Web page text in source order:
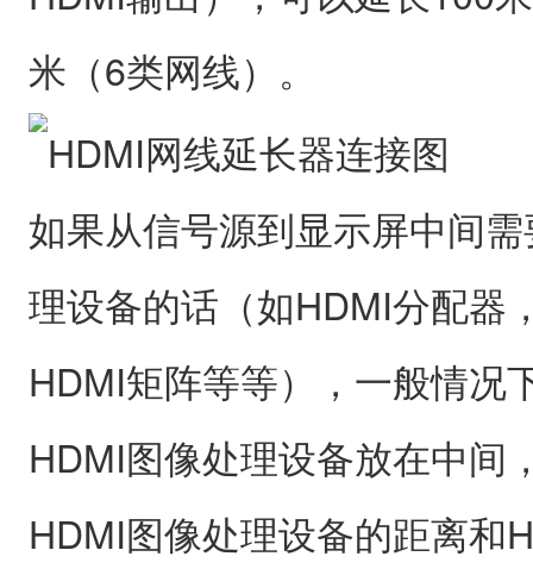
米（6类网线）。
如果从信号源到显示屏中间
理设备的话（如HDMI分配器
HDMI矩阵等等），一般情况
HDMI图像处理设备放在中间
HDMI图像处理设备的距离和